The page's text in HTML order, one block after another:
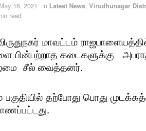
May 16, 2021 in Latest News, Virudhunagar
read
மாவட்டம்
பின்பற்றாத கடைகளுக்கு
சீல் வைத்தனர்.
தற்போது பொது